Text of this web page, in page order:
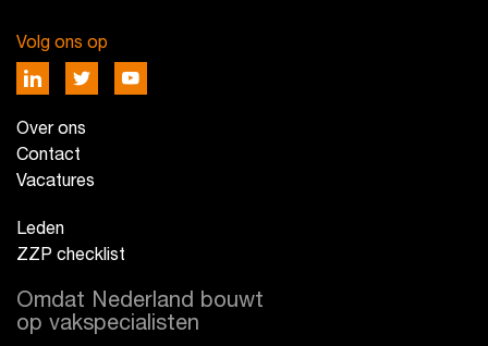
Volg ons op
Over ons
Contact
Vacatures
Leden
ZZP checklist
Omdat Nederland bouwt
op vakspecialisten